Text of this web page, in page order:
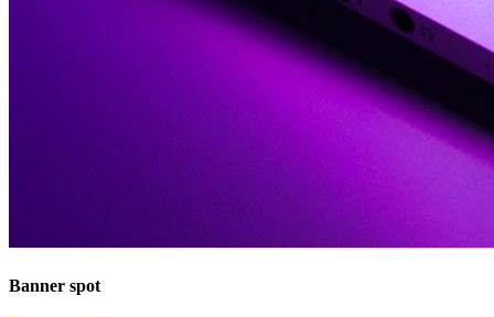
Banner spot